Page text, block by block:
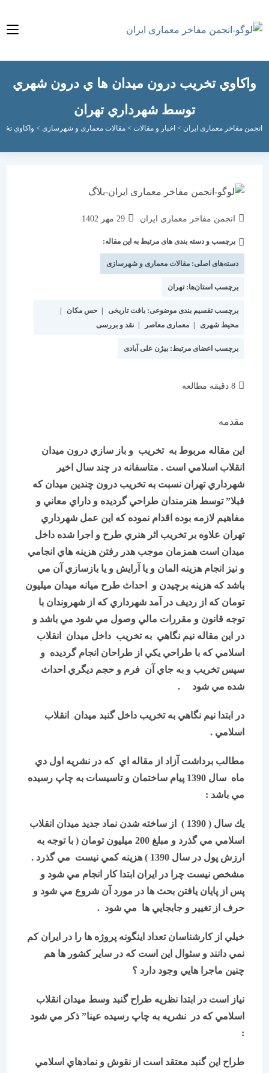
تخريب درون ميدان ها ي درون شهري
توسط شهرداري تهران
مفاخر معماری ایران > اخبار و مقالات>مقالات معماری و شهرسازی>واكاوي تخريب
انجمن مفاخر معماری ایران
نوشته
شده
است:
29 مهر 1402
برچسب و دسته بندی های مرتبط به این مقاله:
دسته‌های اصلی:مقالات معماری و شهرسازی
برچسب استان‌ها:تهران
برچسب تقسیم بندی موضوعی:بافت تاریخی | حس مکان |
محیط شهری | معماری معاصر | نقد و بررسی
برچسب اعضای مرتبط: بیژن علی آبادی
مقدمه
اين مقاله مربوط به تخريب و باز سازي درون ميدان
انقلاب اسلامي است . متاسفانه در چند سال اخير
شهرداري تهران نسبت به تخريب درون چندين ميدان كه
قبلا” توسط هنرمندان طراحي گرديده و داراي معاني و
مفاهيم لازمه بوده اقدام نموده كه اين عمل شهرداري
تهران علاوه بر تخريب اثر هنري طرح و اجرا شده داخل
ميدان است همزمان موجب هدر رفتن هزينه هاي انجامي
و نيز انجام هزينه المان و يا آرايش و يا بازسازي آن مي
باشد كه هزينه برچيدن و احداث طرح ميانه ميدان ميليون
تومان كه از رديف در آمد شهرداري كه از شهروندان با
توجه قانون و مقررات مالي وصول مي شود مي باشد و
در اين مقاله نيم نگاهي به تخريب داخل ميدان انقلاب
اسلامي كه با طراحي يكي از طراحان انجام گرديده و
سپس تخريب و به جاي آن فرم و حجم ديگري احداث
شده مي شود .
در ابتدا نيم نگاهي به تخريب داخل گنبد ميدان انقلاب
اسلامي .
مطالب برداشت آزاد از مقاله اي كه در نشريه اول دي
ماه سال 1390 پيام ساختمان و تاسيسات به چاپ رسيده
مي باشد :
يك سال ( 1390 ) از ساخته شدن نماد جديد ميدان انقلاب
اسلامي مي گذرد و مبلغ 200 ميليون تومان ( با توجه به
ارزش پول در سال 1390 ) هزينه كمي نيست مي گذرد .
مشخص نيست چرا در ايران ابتدا كار انجام مي شود و
پس از پايان يافتن بحث ها در مورد آن شروع مي شود و
حرف از تغيیر و جابجايي ها مي شود .
خيلي از كارشناسان تعداد اينگونه پروژه ها را در ايران كم
نمي دانند و سئوال اين است كه در ساير كشور ها هم
چنين ماجرا هايي وجود دارد ؟
نياز است در ابتدا نظريه طراح گنبد وسط ميدان انقلاب
اسلامي كه در نشريه به چاپ رسيده عينا” ذكر مي شود
طراح اين گنبد معتقد است از نقوش و نمادهاي اسلامي